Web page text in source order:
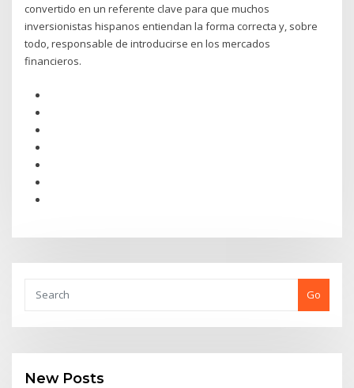
convertido en un referente clave para que muchos
inversionistas hispanos entiendan la forma correcta y, sobre
todo, responsable de introducirse en los mercados
financieros.
Go
New Posts